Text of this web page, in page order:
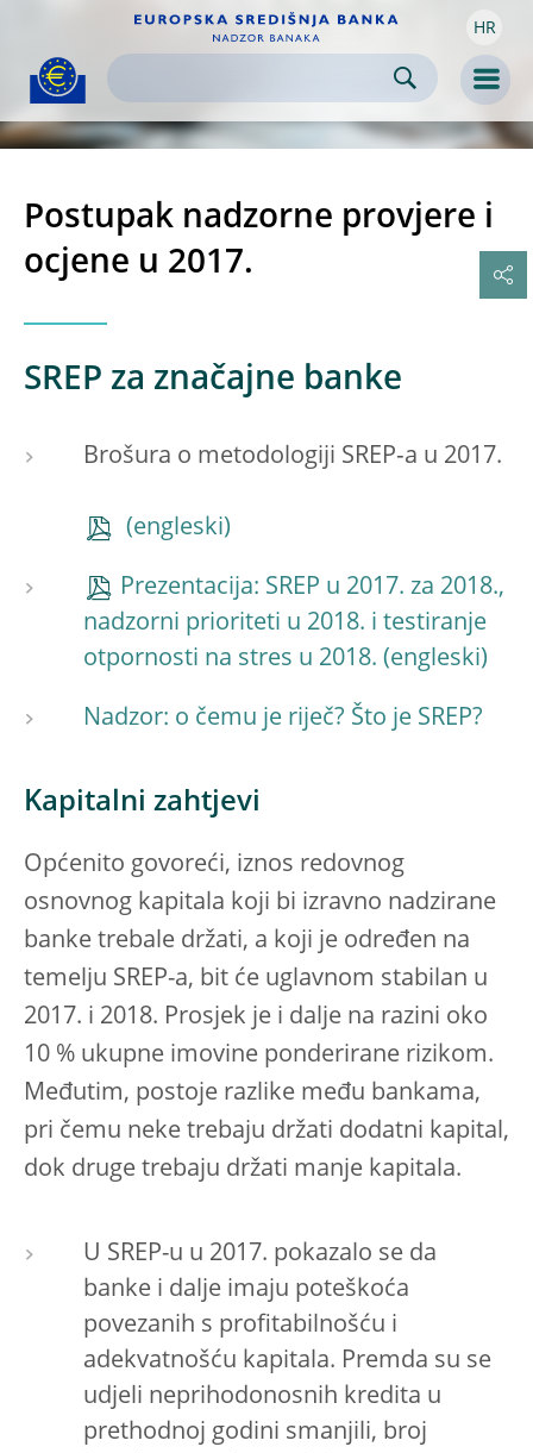
Skip to
content HR
Postupak nadzorne provjere i
ocjene u 2017.
SREP za značajne banke
Brošura o metodologiji SREP‑a u 2017.
Prezentacija: SREP u 2017. za 2018.,
nadzorni prioriteti u 2018. i testiranje
otpornosti na stres u 2018.
Nadzor: o čemu je riječ? Što je SREP?
Kapitalni zahtjevi
Općenito govoreći, iznos redovnog
osnovnog kapitala koji bi izravno nadzirane
banke trebale držati, a koji je određen na
temelju SREP-a, bit će uglavnom stabilan u
2017. i 2018. Prosjek je i dalje na razini oko
10 % ukupne imovine ponderirane rizikom.
Međutim, postoje razlike među bankama,
pri čemu neke trebaju držati dodatni kapital,
dok druge trebaju držati manje kapitala.
U SREP-u u 2017. pokazalo se da
banke i dalje imaju poteškoća
povezanih s profitabilnošću i
adekvatnošću kapitala. Premda su se
udjeli neprihodonosnih kredita u
prethodnoj godini smanjili, broj